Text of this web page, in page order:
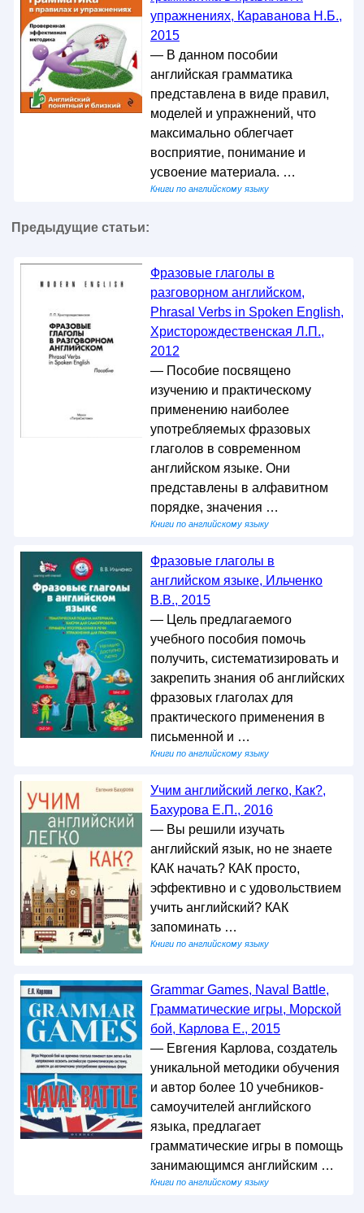
упражнениях, Караванова Н.Б.,
2015
— В данном пособии
английская грамматика
представлена в виде правил,
моделей и упражнений, что
максимально облегчает
восприятие, понимание и
усвоение материала. …
Книги по английскому языку
Предыдущие статьи:
Фразовые глаголы в
разговорном английском,
Phrasal Verbs in Spoken English,
Христорождественская Л.П.,
2012
— Пособие посвящено
изучению и практическому
применению наиболее
употребляемых фразовых
глаголов в современном
английском языке. Они
представлены в алфавитном
порядке, значения …
Книги по английскому языку
Фразовые глаголы в
английском языке, Ильченко
В.В., 2015
— Цель предлагаемого
учебного пособия помочь
получить, систематизировать и
закрепить знания об английских
фразовых глаголах для
практического применения в
письменной и …
Книги по английскому языку
Учим английский легко, Как?,
Бахурова Е.П., 2016
— Вы решили изучать
английский язык, но не знаете
КАК начать? КАК просто,
эффективно и с удовольствием
учить английский? КАК
запоминать …
Книги по английскому языку
Grammar Games, Naval Battle,
Грамматические игры, Морской
бой, Карлова Е., 2015
— Евгения Карлова, создатель
уникальной методики обучения
и автор более 10 учебников-
самоучителей английского
языка, предлагает
грамматические игры в помощь
занимающимся английским …
Книги по английскому языку